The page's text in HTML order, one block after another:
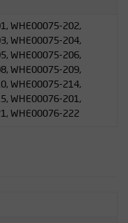
WHE00075-202,
WHE00075-204,
WHE00075-206,
WHE00075-209,
WHE00075-214,
WHE00076-201,
WHE00076-222